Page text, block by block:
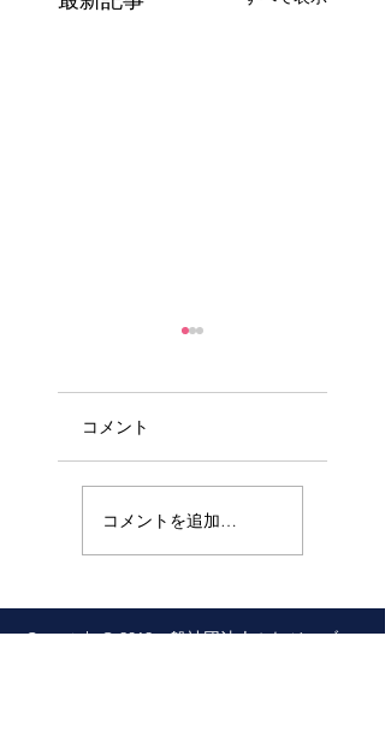
敗戦８０年を
むかえるにあ
たり思うこと
相模原
コメント
コメントを追加…
Copyright© 2019一般社団法人ぷれジョブ